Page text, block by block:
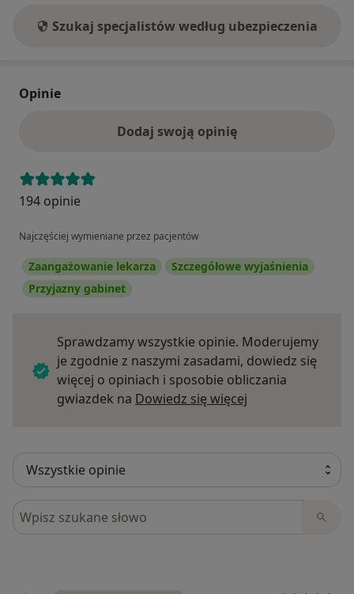
Szukaj specjalistów według ubezpieczenia
Opinie
Dodaj swoją opinię
194 opinie
Najczęściej wymieniane przez pacjentów
Zaangażowanie lekarza
Szczegółowe wyjaśnienia
Przyjazny gabinet
Sprawdzamy wszystkie opinie. Moderujemy
je zgodnie z naszymi zasadami, dowiedz się
więcej o opiniach i sposobie obliczania
gwiazdek na Dowiedz się więcej
Szukaj w opiniach